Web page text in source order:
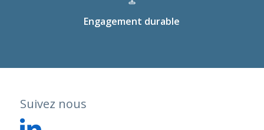
Engagement durable
Suivez nous